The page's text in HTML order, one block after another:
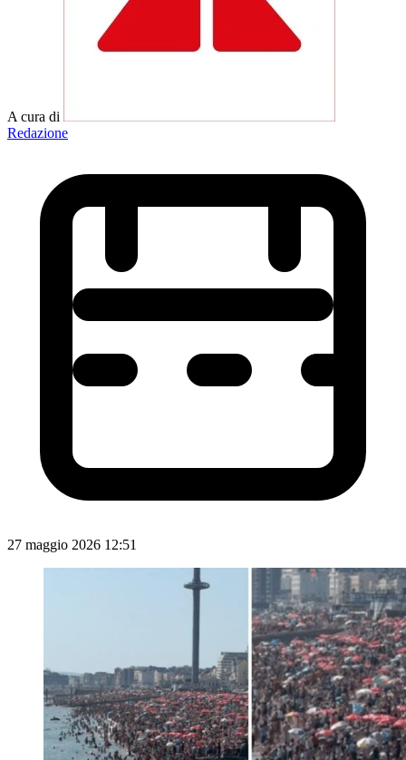
A cura di
Redazione
27 maggio 2026 12:51